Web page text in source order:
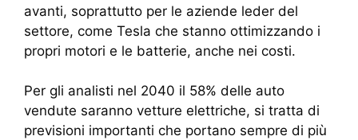
avanti, soprattutto per le aziende leder del
settore, come Tesla che stanno ottimizzando i
propri motori e le batterie, anche nei costi.
Per gli analisti nel 2040 il 58% delle auto
vendute saranno vetture elettriche, si tratta di
previsioni importanti che portano sempre di più